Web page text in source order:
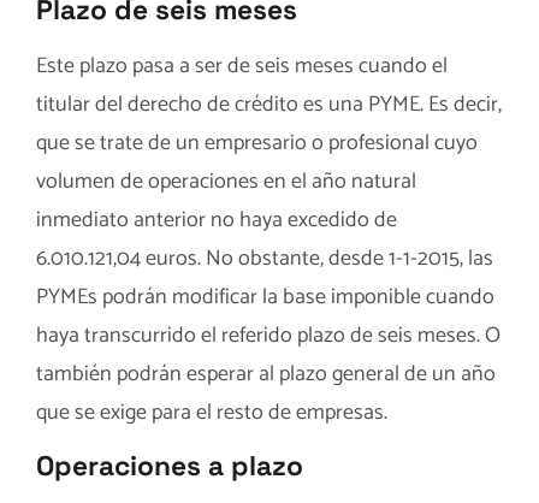
Plazo de seis meses
Este plazo pasa a ser de seis meses cuando el
titular del derecho de crédito es una PYME. Es decir,
que se trate de un empresario o profesional cuyo
volumen de operaciones en el año natural
inmediato anterior no haya excedido de
6.010.121,04 euros. No obstante, desde 1-1-2015, las
PYMEs podrán modificar la base imponible cuando
haya transcurrido el referido plazo de seis meses. O
también podrán esperar al plazo general de un año
que se exige para el resto de empresas.
Operaciones a plazo